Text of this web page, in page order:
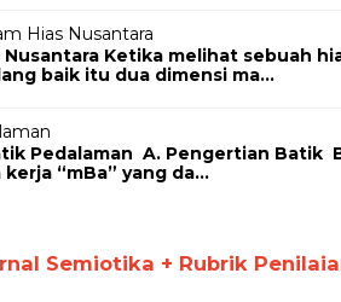
Hias Nusantara
Ketika melihat sebuah
baik itu dua dimensi ma...
Pedalaman A. Pengertian Batik
“mBa” yang da...
Semiotika + Rubrik